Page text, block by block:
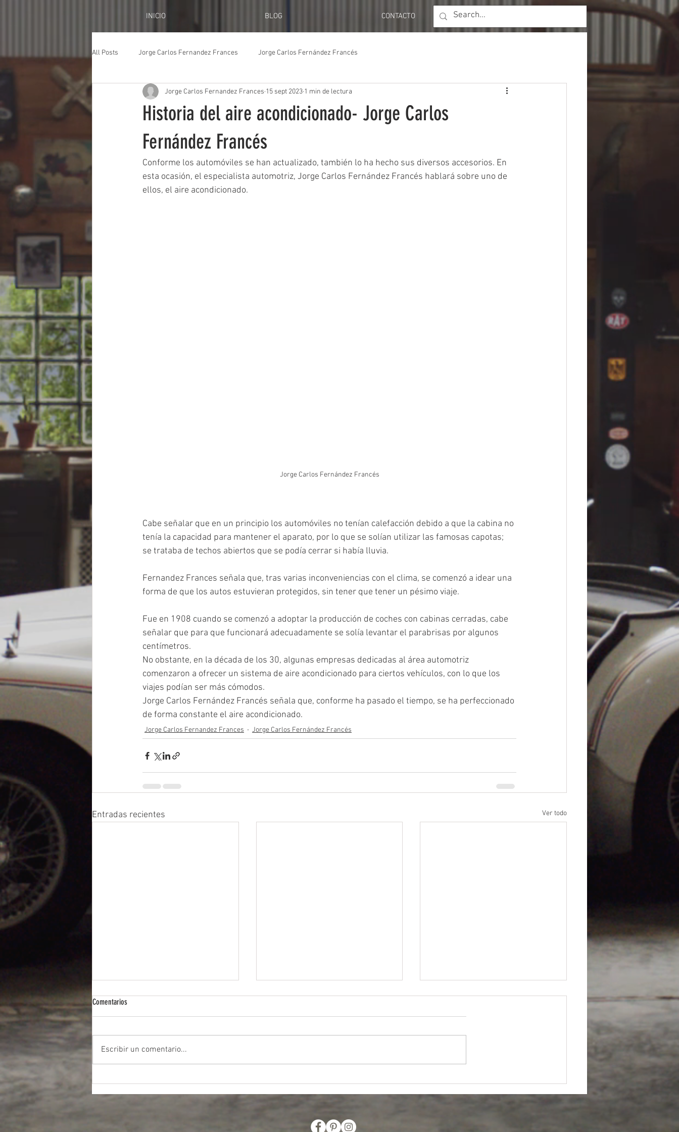
INICIO BLOG CONTACTO
All Posts Jorge Carlos Fernandez Frances Jorge Carlos Fernández Francés
Historia del aire acondicionado- Jorge Carlos
Fernández Francés
Jorge Carlos Fernandez Frances 15 sept 2023 1 min de lectura
Conforme los automóviles se han actualizado, también lo ha hecho sus diversos accesorios. En
esta ocasión, el especialista automotriz, Jorge Carlos Fernández Francés hablará sobre uno de
ellos, el aire acondicionado.
Jorge Carlos Fernández Francés
Cabe señalar que en un principio los automóviles no tenían calefacción debido a que la cabina no
tenía la capacidad para mantener el aparato, por lo que se solían utilizar las famosas capotas;
se trataba de techos abiertos que se podía cerrar si había lluvia.
Fernandez Frances señala que, tras varias inconveniencias con el clima, se comenzó a idear una
forma de que los autos estuvieran protegidos, sin tener que tener un pésimo viaje.
Fue en 1908 cuando se comenzó a adoptar la producción de coches con cabinas cerradas, cabe
señalar que para que funcionará adecuadamente se solía levantar el parabrisas por algunos
centímetros.
No obstante, en la década de los 30, algunas empresas dedicadas al área automotriz
comenzaron a ofrecer un sistema de aire acondicionado para ciertos vehículos, con lo que los
viajes podían ser más cómodos.
Jorge Carlos Fernández Francés señala que, conforme ha pasado el tiempo, se ha perfeccionado
de forma constante el aire acondicionado.
Jorge Carlos Fernandez Frances Jorge Carlos Fernández Francés
Entradas recientes Ver todo
Comentarios
Escribir un comentario...